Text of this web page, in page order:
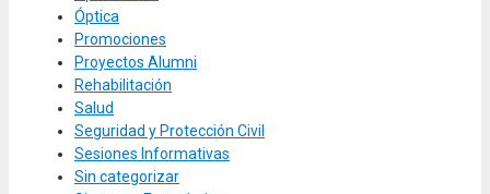
Óptica
Promociones
Proyectos Alumni
Rehabilitación
Salud
Seguridad y Protección Civil
Sesiones Informativas
Sin categorizar